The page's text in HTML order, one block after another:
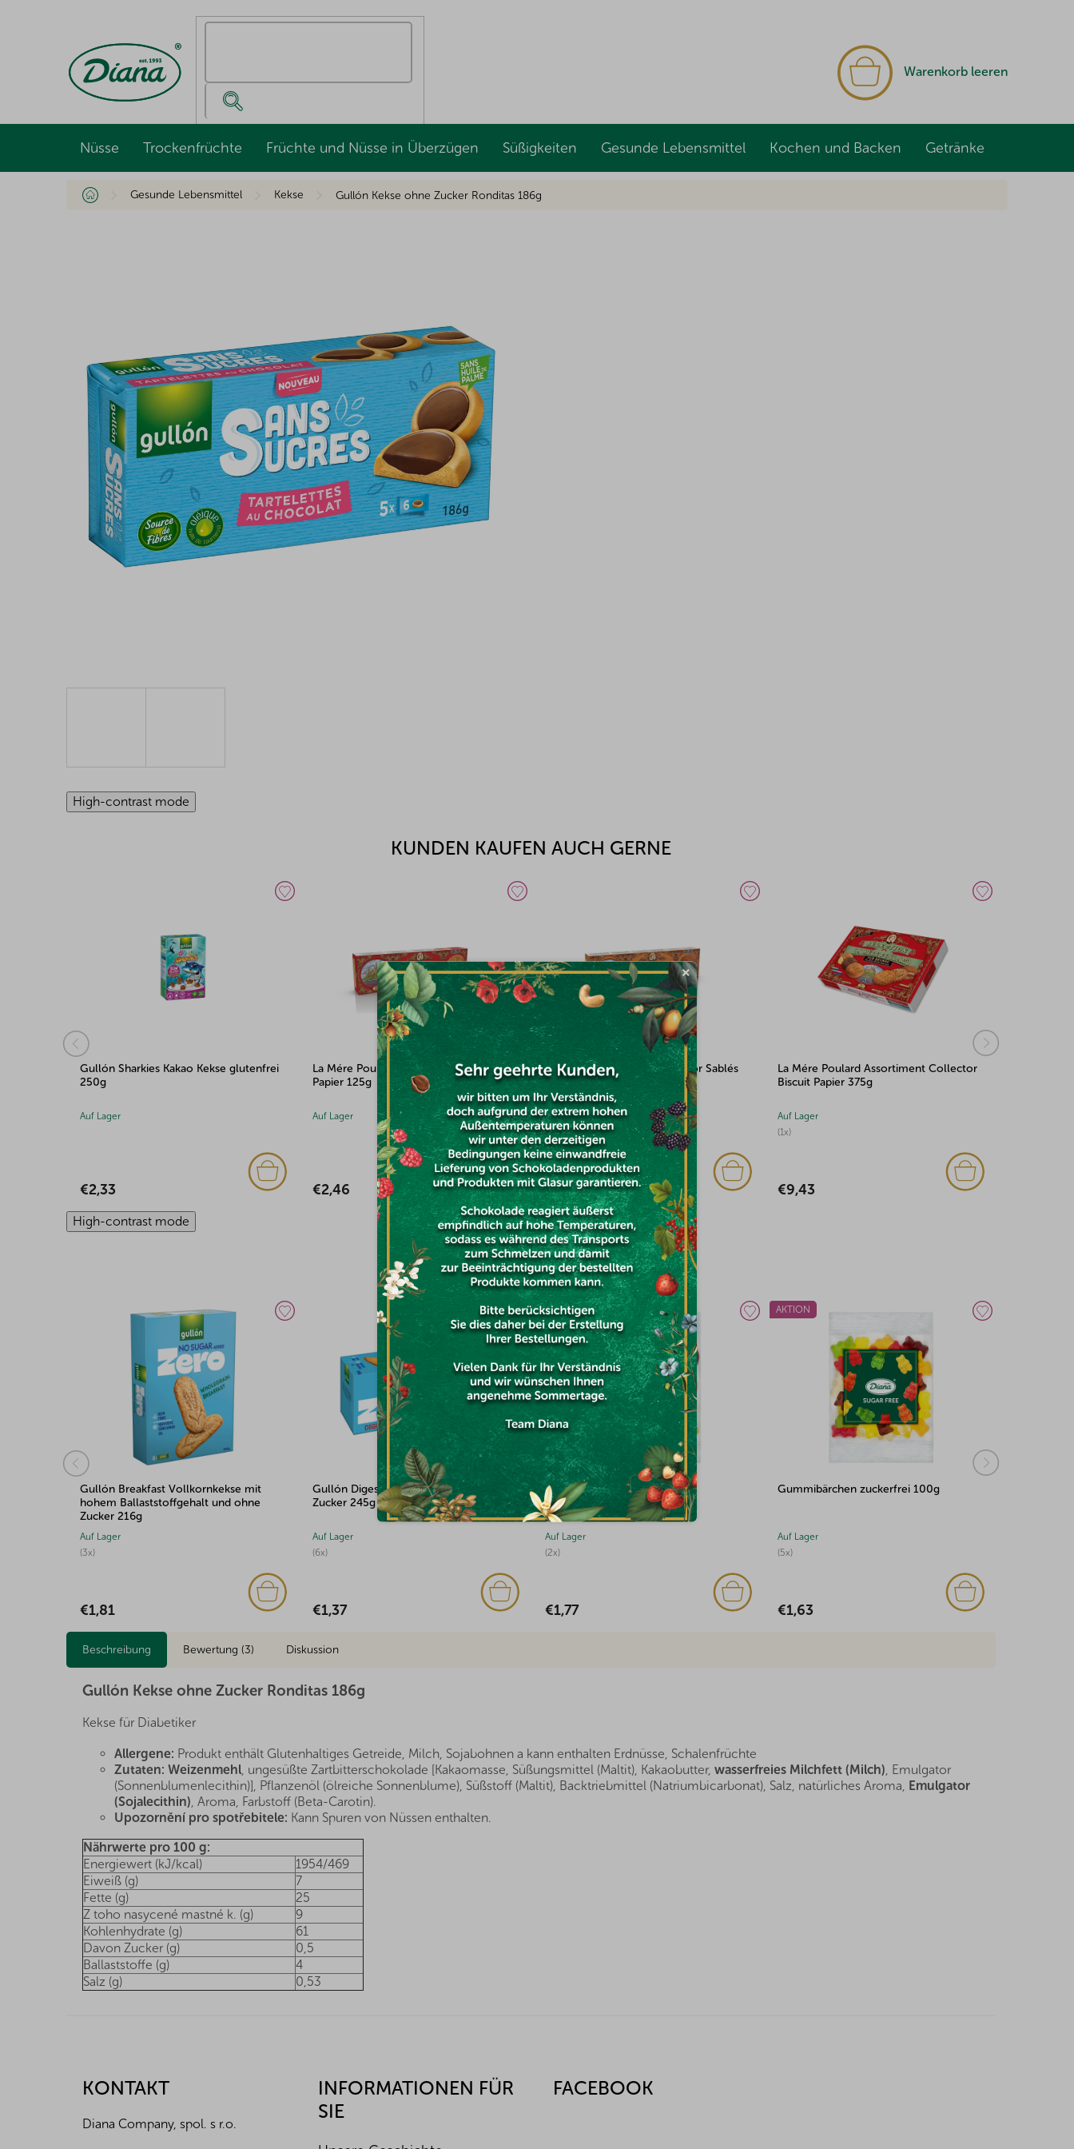
Warenkorb leeren
Nüsse Trockenfrüchte Früchte und Nüsse in Überzügen Süßigkeiten Gesunde Lebensmittel Kochen und Backen Getränke
StartseiteGesunde Lebensmittel Kekse Gullón Kekse ohne Zucker Ronditas 186g
High-contrast mode
KUNDEN KAUFEN AUCH GERNE
Gullón Sharkies Kakao Kekse glutenfrei
250g
Auf Lager
€2,33
La Mére Poulard Pure butter biscuit
Papier 125g
Auf Lager
€2,46
La Mére Poulard Etui Collector Sablés
Caramel Papier 125g
Auf Lager
€2,46
La Mére Poulard Assortiment Collector
Biscuit Papier 375g
(1x)
Auf Lager
€9,43
High-contrast mode
DAS KÖNNTE SIE INTERESSIEREN
Gullón Breakfast Vollkornkekse mit
hohem Ballaststoffgehalt und ohne
Zucker 216g
(3x)
Auf Lager
€1,81
Gullón Digestive Vollkornkekse ohne
Zucker 245g
(6x)
Auf Lager
€1,37
Mini-Früchte zuckerfrei 100g
(2x)
Auf Lager
€1,77
AKTION
Gummibärchen zuckerfrei 100g
(5x)
Auf Lager
€1,63
Beschreibung Bewertung (3) Diskussion
Gullón Kekse ohne Zucker Ronditas 186g
Kekse für Diabetiker
Allergene: Produkt enthält Glutenhaltiges Getreide, Milch, Sojabohnen a kann enthalten Erdnüsse, Schalenfrüchte
Zutaten: Weizenmehl , ungesüßte Zartbitterschokolade [Kakaomasse, Süßungsmittel (Maltit), Kakaobutter, wasserfreies Milchfett (Milch) , Emulgator
(Sonnenblumenlecithin)], Pflanzenöl (ölreiche Sonnenblume), Süßstoff (Maltit), Backtriebmittel (Natriumbicarbonat), Salz, natürliches Aroma, Emulgator
(Sojalecithin) , Aroma, Farbstoff (Beta-Carotin).
Upozornění pro spotřebitele: Kann Spuren von Nüssen enthalten.
Nährwerte pro 100 g:
Energiewert (kJ/kcal)
1954/469
Eiweiß (g)
7
Fette (g)
25
Z toho nasycené mastné k. (g)
9
Kohlenhydrate (g)
61
Davon Zucker (g)
0,5
Ballaststoffe (g)
4
Salz (g)
0,53
KONTAKT
Diana Company, spol. s r.o.
INFORMATIONEN FÜR
SIE
FACEBOOK
×